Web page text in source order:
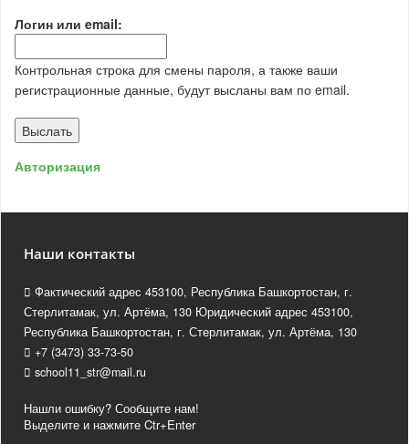
Логин или email:
Контрольная строка для смены пароля, а также ваши
регистрационные данные, будут высланы вам по email.
Авторизация
Наши контакты
Фактический адрес 453100, Республика Башкортостан, г.
Стерлитамак, ул. Артёма, 130 Юридический адрес 453100,
Республика Башкортостан, г. Стерлитамак, ул. Артёма, 130
+7 (3473) 33-73-50
school11_str@mail.ru
Нашли ошибку? Сообщите нам!
Выделите и нажмите Ctr+Enter